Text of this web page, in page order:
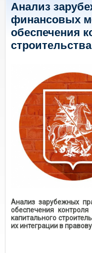
Анализ
финансовых
обеспечения
строительства
Анализ зарубежных
обеспечения контроля
капитального
их интеграции в